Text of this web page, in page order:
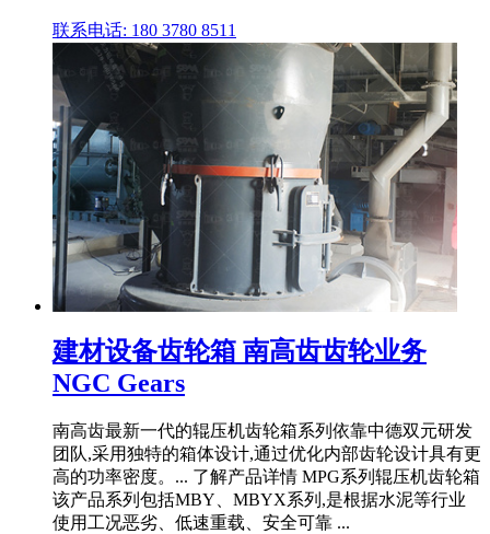
联系电话: 180 3780 8511
建材设备齿轮箱 南高齿齿轮业务
NGC Gears
南高齿最新一代的辊压机齿轮箱系列依靠中德双元研发
团队,采用独特的箱体设计,通过优化内部齿轮设计具有更
高的功率密度。... 了解产品详情 MPG系列辊压机齿轮箱
该产品系列包括MBY、MBYX系列,是根据水泥等行业
使用工况恶劣、低速重载、安全可靠 ...